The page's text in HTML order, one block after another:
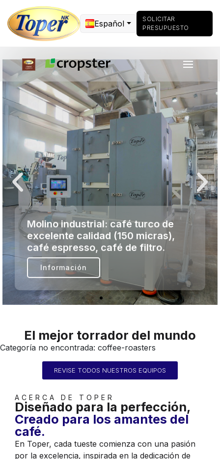
Español
SOLICITAR
PRESUPUESTO
El mejor torrador del mundo
Categoría no encontrada: coffee-roasters
REVISE TODOS NUESTROS EQUIPOS
ACERCA DE TOPER
Diseñado para la perfección,
Creado para los amantes del
café.
En Toper, cada tueste comienza con una pasión
por la excelencia, inspirada en la dedicación de